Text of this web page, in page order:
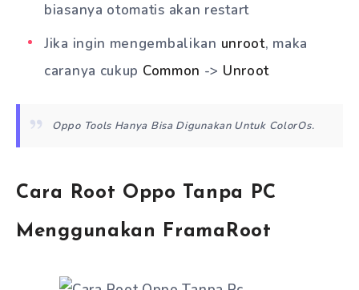
biasanya otomatis akan restart
Jika ingin mengembalikan unroot, maka
caranya cukup Common -> Unroot
Oppo Tools Hanya Bisa Digunakan Untuk ColorOs.
Cara Root Oppo Tanpa PC
Menggunakan FramaRoot